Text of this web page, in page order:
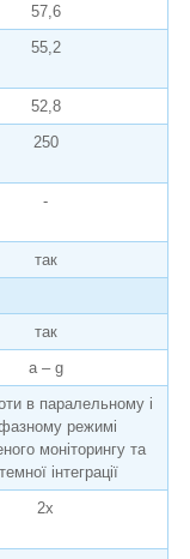
57,6
55,2
52,8
250
-
так
так
a – g
в паралельному і
режимі
моніторингу та
інтеграції
2х